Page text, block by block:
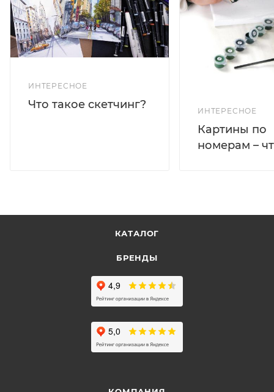
ИНТЕРЕСНОЕ
Что такое скетчинг?
ИНТЕРЕСНОЕ
Картины по
номерам –
КАТАЛОГ
БРЕНДЫ